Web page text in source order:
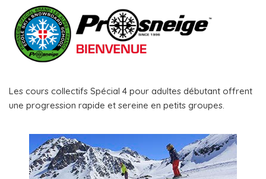
Les cours collectifs Spécial 4 pour adultes débutant offrent
une progression rapide et sereine en petits groupes.